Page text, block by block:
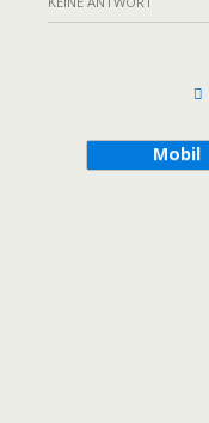
Mobil